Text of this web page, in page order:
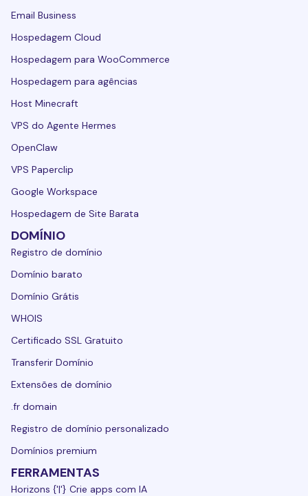
Email Business
Hospedagem Cloud
Hospedagem para WooCommerce
Hospedagem para agências
Host Minecraft
VPS do Agente Hermes
OpenClaw
VPS Paperclip
Google Workspace
Hospedagem de Site Barata
DOMÍNIO
Registro de domínio
Domínio barato
Domínio Grátis
WHOIS
Certificado SSL Gratuito
Transferir Domínio
Extensões de domínio
.fr domain
Registro de domínio personalizado
Domínios premium
FERRAMENTAS
Horizons {'|'} Crie apps com IA